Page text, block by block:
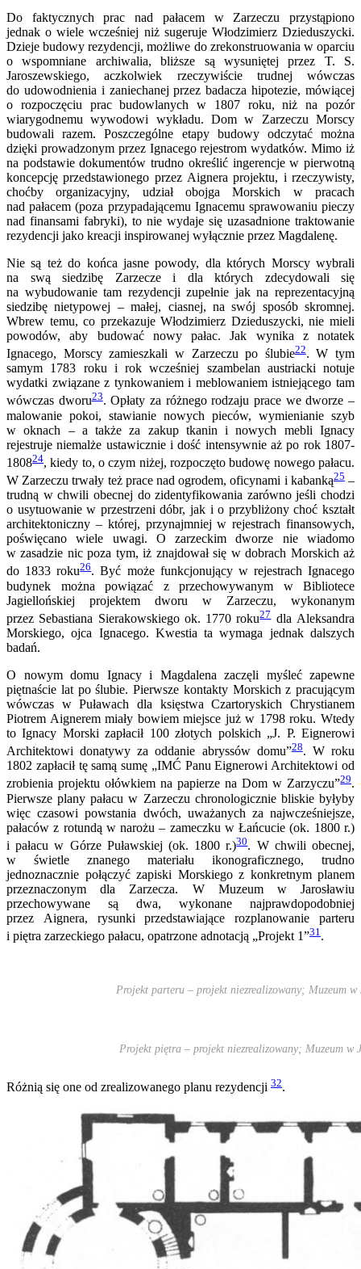
Do faktycznych prac nad pałacem w Zarzeczu przystąpiono
jednak o wiele wcześniej niż sugeruje Włodzimierz Dzieduszycki.
Dzieje budowy rezydencji, możliwe do zrekonstruowania w oparciu
o wspomniane archiwalia, bliższe są wysuniętej przez T. S.
Jaroszewskiego, aczkolwiek rzeczywiście trudnej wówczas
do udowodnienia i zaniechanej przez badacza hipotezie, mówiącej
o rozpoczęciu prac budowlanych w 1807 roku, niż na pozór
wiarygodnemu wywodowi wykładu. Dom w Zarzeczu Morscy
budowali razem. Poszczególne etapy budowy odczytać można
dzięki prowadzonym przez Ignacego rejestrom wydatków. Mimo iż
na podstawie dokumentów trudno określić ingerencje w pierwotną
koncepcję przedstawionego przez Aignera projektu, i rzeczywisty,
choćby organizacyjny, udział obojga Morskich w pracach
nad pałacem (poza przypadającemu Ignacemu sprawowaniu pieczy
nad finansami fabryki), to nie wydaje się uzasadnione traktowanie
rezydencji jako kreacji inspirowanej wyłącznie przez Magdalenę.
Nie są też do końca jasne powody, dla których Morscy wybrali
na swą siedzibę Zarzecze i dla których zdecydowali się
na wybudowanie tam rezydencji zupełnie jak na reprezentacyjną
siedzibę nietypowej – małej, ciasnej, na swój sposób skromnej.
Wbrew temu, co przekazuje Włodzimierz Dzieduszycki, nie mieli
powodów, aby budować nowy pałac. Jak wynika z notatek
Ignacego, Morscy zamieszkali w Zarzeczu po ślubie22. W tym
samym 1783 roku i rok wcześniej szambelan austriacki notuje
wydatki związane z tynkowaniem i meblowaniem istniejącego tam
wówczas dworu23. Opłaty za różnego rodzaju prace we dworze –
malowanie pokoi, stawianie nowych pieców, wymienianie szyb
w oknach – a także za zakup tkanin i nowych mebli Ignacy
rejestruje niemalże ustawicznie i dość intensywnie aż po rok 1807-
180824, kiedy to, o czym niżej, rozpoczęto budowę nowego pałacu.
W Zarzeczu trwały też prace nad ogrodem, oficynami i kabanką25–
trudną w chwili obecnej do zidentyfikowania zarówno jeśli chodzi
o usytuowanie w przestrzeni dóbr, jak i o przybliżony choć kształt
architektoniczny – której, przynajmniej w rejestrach finansowych,
poświęcano wiele uwagi. O zarzeckim dworze nie wiadomo
w zasadzie nic poza tym, iż znajdował się w dobrach Morskich aż
do 1833 roku26. Być może funkcjonujący w rejestrach Ignacego
budynek można powiązać z przechowywanym w Bibliotece
Jagiellońskiej projektem dworu w Zarzeczu, wykonanym
przez Sebastiana Sierakowskiego ok. 1770 roku27dla Aleksandra
Morskiego, ojca Ignacego. Kwestia ta wymaga jednak dalszych
badań.
O nowym domu Ignacy i Magdalena zaczęli myśleć zapewne
piętnaście lat po ślubie. Pierwsze kontakty Morskich z pracującym
wówczas w Puławach dla księstwa Czartoryskich Chrystianem
Piotrem Aignerem miały bowiem miejsce już w 1798 roku. Wtedy
to Ignacy Morski zapłacił 100 złotych polskich „J. P. Eignerowi
Architektowi donatywy za oddanie abryssów domu”28. W roku
1802 zapłacił tę samą sumę „IMĆ Panu Eignerowi Architektowi od
zrobienia projektu ołówkiem na papierze na Dom w Zarzyczu”29.
Pierwsze plany pałacu w Zarzeczu chronologicznie bliskie byłyby
więc czasowi powstania dwóch, uważanych za najwcześniejsze,
pałaców z rotundą w narożu – zameczku w Łańcucie (ok. 1800 r.)
i pałacu w Górze Puławskiej (ok. 1800 r.)30. W chwili obecnej,
w świetle znanego materiału ikonograficznego, trudno
jednoznacznie połączyć zapiski Morskiego z konkretnym planem
przeznaczonym dla Zarzecza. W Muzeum w Jarosławiu
przechowywane są dwa, wykonane najprawdopodobniej
przez Aignera, rysunki przedstawiające rozplanowanie parteru
i piętra zarzeckiego pałacu, opatrzone adnotacją „Projekt 1”31 .
Projekt parteru – projekt niezrealizowany; Muzeum
Projekt piętra – projekt niezrealizowany; Muzeum
Różnią się one od zrealizowanego planu rezydencji 32.